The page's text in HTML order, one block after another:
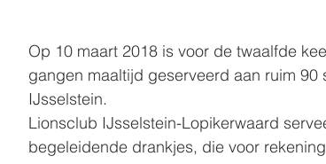
Op 10 maart 2018 is voor de twaalfde
gangen maaltijd geserveerd aan ruim
IJsselstein.
Lionsclub IJsselstein-Lopikerwaard
begeleidende drankjes, die voor